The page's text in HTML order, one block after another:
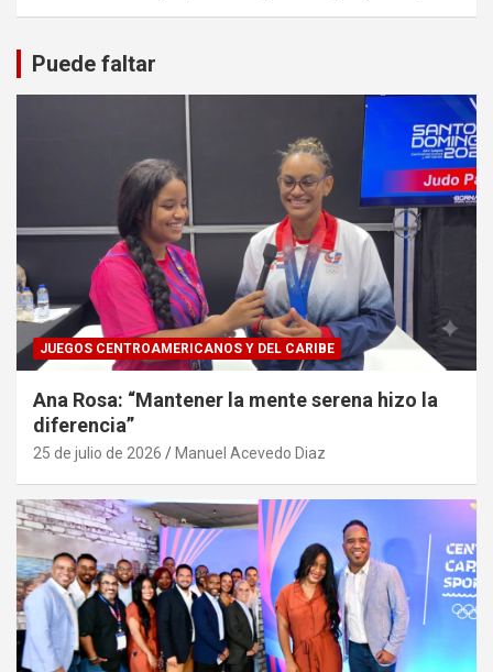
Puede faltar
JUEGOS CENTROAMERICANOS Y DEL CARIBE
Ana Rosa: “Mantener la mente serena hizo la
diferencia”
25 de julio de 2026 Manuel Acevedo Diaz